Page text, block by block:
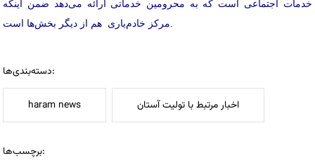
خدمات اجتماعی است که به محرومین خدماتی ارائه می‌دهد ضمن اینکه
مرکز خادم‌یاری هم از دیگر بخش‌ها است.
دسته‌بندی‌ها:
haram news اخبار مرتبط با تولیت آستان
برچسب‌ها: